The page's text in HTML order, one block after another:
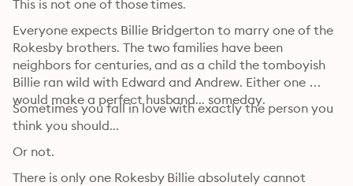
This is not one of those times.
Everyone expects Billie Bridgerton to marry one of the
Rokesby brothers. The two families have been
neighbors for centuries, and as a child the tomboyish
Billie ran wild with Edward and Andrew. Either one
would make a perfect husband... someday.
Sometimes you fall in love with exactly the person you
think you should...
Or not.
There is only one Rokesby Billie absolutely cannot